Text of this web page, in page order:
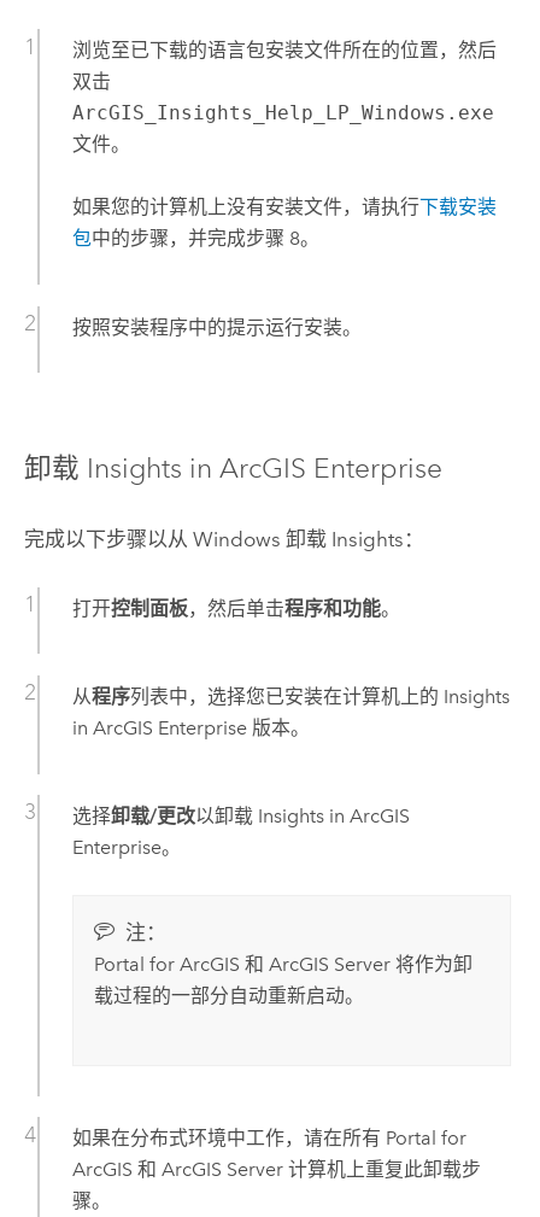
浏览至已下载的语言包安装文件所在的位置，然后
双击
ArcGIS_Insights_Help_LP_Windows.exe
文件。
如果您的计算机上没有安装文件，请执行下载安装
包中的步骤，并完成步骤 8。
按照安装程序中的提示运行安装。
卸载 Insights in ArcGIS Enterprise
完成以下步骤以从 Windows 卸载 Insights ：
打开控制面板，然后单击程序和功能。
从程序列表中，选择您已安装在计算机上的 Insights
in ArcGIS Enterprise版本。
选择卸载/更改以卸载 Insights in ArcGIS
Enterprise。
注：
Portal for ArcGIS 和 ArcGIS Server将作为卸
载过程的一部分自动重新启动。
如果在分布式环境中工作，请在所有 Portal for
ArcGIS 和 ArcGIS Server计算机上重复此卸载步
骤。